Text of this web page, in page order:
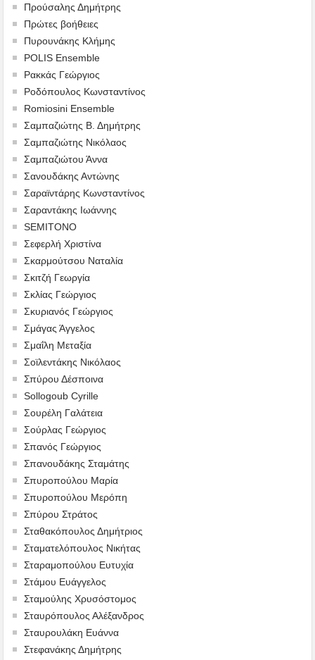
Προύσαλης Δημήτρης
Πρώτες βοήθειες
Πυρουνάκης Κλήμης
POLIS Ensemble
Ρακκάς Γεώργιος
Ροδόπουλος Κωνσταντίνος
Romiosini Ensemble
Σαμπαζιώτης Β. Δημήτρης
Σαμπαζιώτης Νικόλαος
Σαμπαζιώτου Άννα
Σανουδάκης Αντώνης
Σαραϊντάρης Κωνσταντίνος
Σαραντάκης Ιωάννης
SEMITONO
Σεφερλή Χριστίνα
Σκαρμούτσου Ναταλία
Σκιτζή Γεωργία
Σκλίας Γεώργιος
Σκυριανός Γεώργιος
Σμάγας Άγγελος
Σμαΐλη Μεταξία
Σοϊλεντάκης Νικόλαος
Σπύρου Δέσποινα
Sollogoub Cyrille
Σουρέλη Γαλάτεια
Σούρλας Γεώργιος
Σπανός Γεώργιος
Σπανουδάκης Σταμάτης
Σπυροπούλου Μαρία
Σπυροπούλου Μερόπη
Σπύρου Στράτος
Σταθακόπουλος Δημήτριος
Σταματελόπουλος Νικήτας
Σταραμοπούλου Ευτυχία
Στάμου Ευάγγελος
Σταμούλης Χρυσόστομος
Σταυρόπουλος Αλέξανδρος
Σταυρουλάκη Ευάννα
Στεφανάκης Δημήτρης